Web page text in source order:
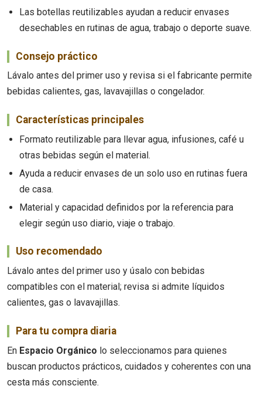
Las botellas reutilizables ayudan a reducir envases
desechables en rutinas de agua, trabajo o deporte suave.
Consejo práctico
Lávalo antes del primer uso y revisa si el fabricante permite
bebidas calientes, gas, lavavajillas o congelador.
Características principales
Formato reutilizable para llevar agua, infusiones, café u
otras bebidas según el material.
Ayuda a reducir envases de un solo uso en rutinas fuera
de casa.
Material y capacidad definidos por la referencia para
elegir según uso diario, viaje o trabajo.
Uso recomendado
Lávalo antes del primer uso y úsalo con bebidas
compatibles con el material; revisa si admite líquidos
calientes, gas o lavavajillas.
Para tu compra diaria
En Espacio Orgánico lo seleccionamos para quienes
buscan productos prácticos, cuidados y coherentes con una
cesta más consciente.